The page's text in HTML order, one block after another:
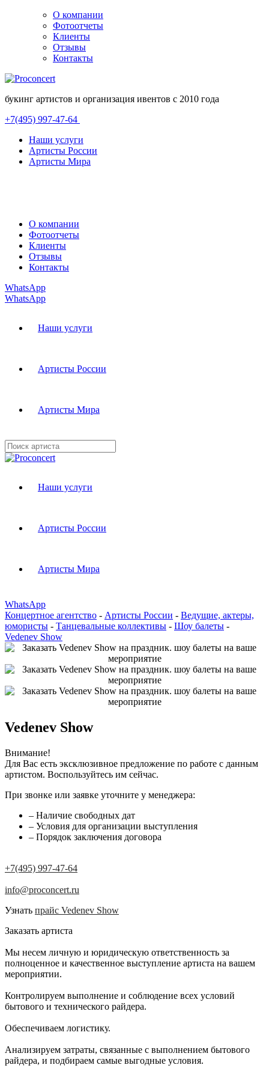
О компании
Фотоотчеты
Клиенты
Отзывы
Контакты
букинг артистов и организация ивентов с 2010 года
+7(495) 997-47-64
Наши услуги
Артисты России
Артисты Мира
О компании
Фотоотчеты
Клиенты
Отзывы
Контакты
WhatsApp
WhatsApp
Наши услуги
Артисты России
Артисты Мира
Наши услуги
Артисты России
Артисты Мира
WhatsApp
Концертное агентство - Артисты России - Ведущие, актеры,
юмористы - Танцевальные коллективы - Шоу балеты -
Vedenev Show
Vedenev Show
Внимание!
Для Вас есть эксклюзивное предложение по работе с данным
артистом. Воспользуйтесь им сейчас.
При звонке или заявке уточните у менеджера:
– Наличие свободных дат
– Условия для организации выступления
– Порядок заключения договора
+7(495) 997-47-64
info@proconcert.ru
Узнать прайс Vedenev Show
Заказать артиста
Мы несем личную и юридическую ответственность за
полноценное и качественное выступление артиста на вашем
мероприятии.
Контролируем выполнение и соблюдение всех условий
бытового и технического райдера.
Обеспечиваем логистику.
Анализируем затраты, связанные с выполнением бытового
райдера, и подбираем самые выгодные условия.